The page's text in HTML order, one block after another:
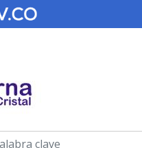
de cuenta de usuario